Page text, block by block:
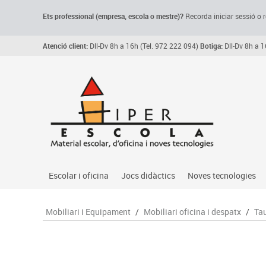
Ets professional (empresa, escolao mestre)? Recorda iniciar sessió o
Atenció client: Dll-Dv 8h a 16h (Tel. 972 222 094)Botiga: Dll-Dv 8h a
Escolar i oficina
Arxiu, carpetes i classificadors
Jocs didàctics
Primeres edats
Noves tecnologies
Audio
Mobiliari i Equipament / Mobiliari oficina i despatx /